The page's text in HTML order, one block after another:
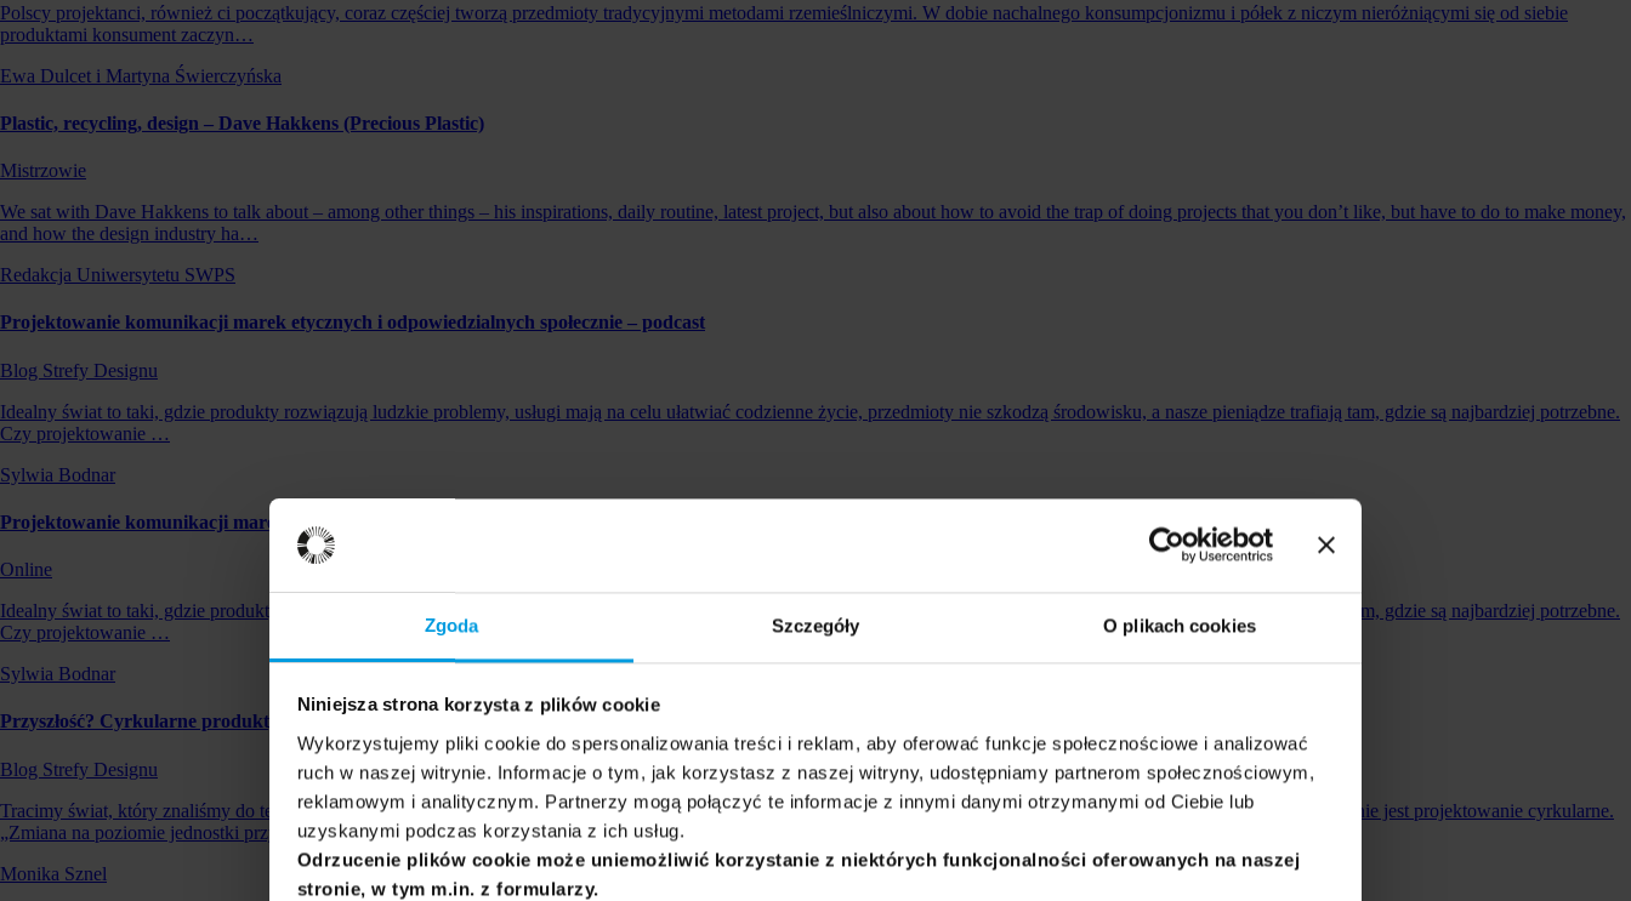
Zgoda Szczegóły O plikach cookies
Niniejsza strona korzysta z plików cookie
Wykorzystujemy pliki cookie do spersonalizowania treści i reklam, aby oferować funkcje społecznościowe i analizować
ruch w naszej witrynie. Informacje o tym, jak korzystasz z naszej witryny, udostępniamy partnerom społecznościowym,
reklamowym i analitycznym. Partnerzy mogą połączyć te informacje z innymi danymi otrzymanymi od Ciebie lub
uzyskanymi podczas korzystania z ich usług.
Odrzucenie plików cookie może uniemożliwić korzystanie z niektórych funkcjonalności oferowanych na naszej
stronie, w tym m.in. z formularzy.
Polscy projektanci, również ci początkujący, coraz częściej tworzą przedmioty tradycyjnymi metodami rzemieślniczymi. W dobie nachalnego konsumpcjonizmu i półek z niczym nieróżniącymi się od siebie
produktami konsument zaczyn…
Ewa Dulcet i Martyna Świerczyńska
Plastic, recycling, design – Dave Hakkens (Precious Plastic)
Mistrzowie
We sat with Dave Hakkens to talk about – among other things – his inspirations, daily routine, latest project, but also about how to avoid the trap of doing projects that you don’t like, but have to do to make money,
and how the design industry ha…
Redakcja Uniwersytetu SWPS
Projektowanie komunikacji marek etycznych i odpowie­dzialnych społecznie – podcast
Blog Strefy Designu
Idealny świat to taki, gdzie produkty rozwiązują ludzkie problemy, usługi mają na celu ułatwiać codzienne życie, przedmioty nie szkodzą środowisku, a nasze pieniądze trafiają tam, gdzie są najbardziej potrzebne.
Czy projektowanie …
Sylwia Bodnar
Projektowanie komunikacji marek etycznych i odpowiedzialnych społecznie
Online
Idealny świat to taki, gdzie produkty rozwiązują ludzkie problemy, usługi mają na celu ułatwiać codzienne życie, przedmioty nie szkodzą środowisku, a nasze pieniądze trafiają tam, gdzie są najbardziej potrzebne.
Czy projektowanie …
Sylwia Bodnar
Przyszłość? Cyrkularne produkty cyfrowe! – Monika Sznel
Blog Strefy Designu
Tracimy świat, który znaliśmy do tej pory. Co powinniśmy zrobić, żeby zminimalizować swój negatywny wpływ na środowisko? Zdaniem Moniki Sznel odpowiedzią na to pytanie jest projektowanie cyrkularne.
„Zmiana na poziomie jednostki przynosi ma…
Monika Sznel